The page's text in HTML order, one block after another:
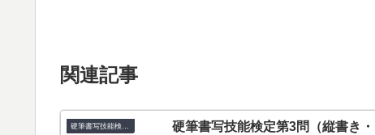
関連記事
硬筆書写技能検定1級
硬筆書写技能検定第3問（縦書き・